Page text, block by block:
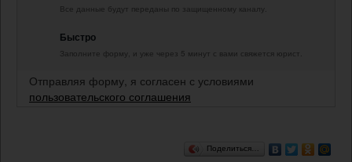
Все данные будут переданы по защищенному каналу.
Быстро
Заполните форму, и уже через 5 минут с вами свяжется юрист.
Отправляя форму, я согласен с условиями
пользовательского соглашения
Поделиться…